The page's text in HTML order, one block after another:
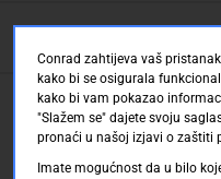
je
strojno
preveden.
Ocjene kupaca
Conrad zahtijeva vaš
kako bi se osigurala
kako bi vam pokazao
"Slažem se" dajete svoju
pronaći u našoj izjavi o zaštiti
Imate mogućnost da u bilo